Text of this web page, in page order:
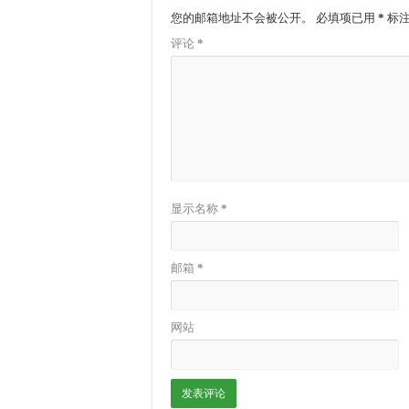
您的邮箱地址不会被公开。 必填项已用 * 标注
评论 *
显示名称 *
邮箱 *
网站